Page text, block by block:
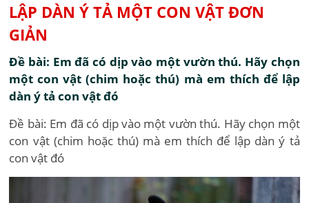
LẬP DÀN Ý TẢ MỘT CON VẬT ĐƠN
GIẢN
Đề bài: Em đã có dịp vào một vườn thú. Hãy chọn
một con vật (chim hoặc thú) mà em thích để lập
dàn ý tả con vật đó
Đề bài: Em đã có dịp vào một vườn thú. Hãy chọn một
con vật (chim hoặc thú) mà em thích để lập dàn ý tả
con vật đó